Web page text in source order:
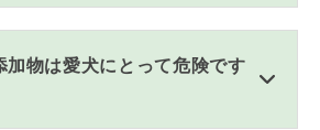
加物は愛犬にとって危険です